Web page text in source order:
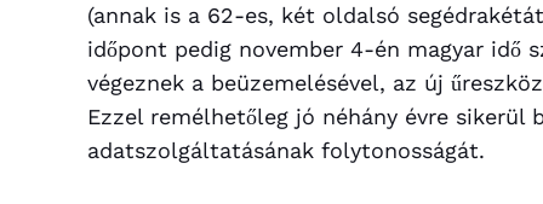
(annak is a 62-es, két oldalsó
időpont pedig november 4-én magyar idő
végeznek a beüzemelésével, az új
Ezzel remélhetőleg jó néhány évre sikerül
adatszolgáltatásának folytonosságát.